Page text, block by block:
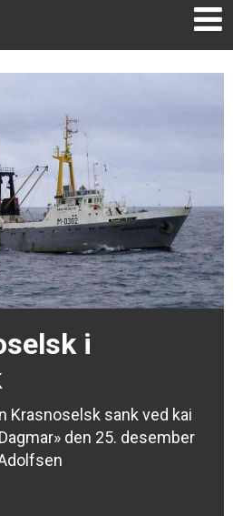
i
Krasnoselsk sank ved kai
den 25. desember